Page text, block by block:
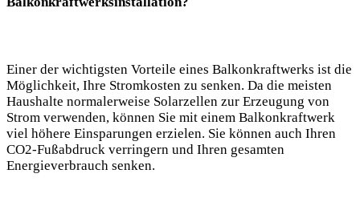
Einer der wichtigsten Vorteile eines Balkonkraftwerks ist die
Möglichkeit, Ihre Stromkosten zu senken. Da die meisten
Haushalte normalerweise Solarzellen zur Erzeugung von
Strom verwenden, können Sie mit einem Balkonkraftwerk
viel höhere Einsparungen erzielen. Sie können auch Ihren
CO2-Fußabdruck verringern und Ihren gesamten
Energieverbrauch senken.